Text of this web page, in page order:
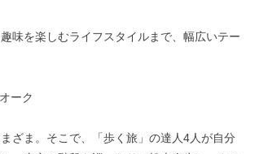
味を楽しむライフスタイルまで、幅広いテー
ーク
ざま。そこで、「歩く旅」の達人4人が自分